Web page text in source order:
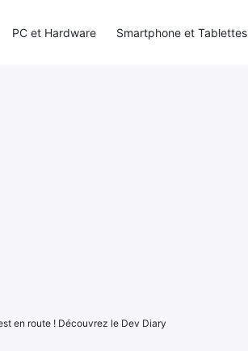
en route ! Découvrez le Dev Diary
PC et Hardware Smartphone et Tablettes